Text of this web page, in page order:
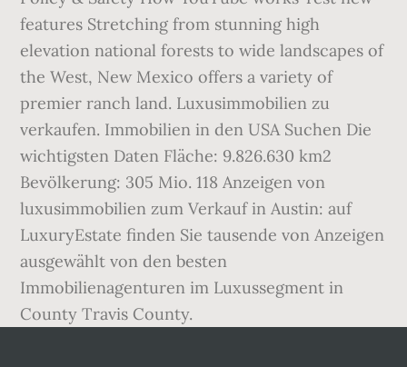
features Stretching from stunning high
elevation national forests to wide landscapes of
the West, New Mexico offers a variety of
premier ranch land. Luxusimmobilien zu
verkaufen. Immobilien in den USA Suchen Die
wichtigsten Daten Fläche: 9.826.630 km2
Bevölkerung: 305 Mio. 118 Anzeigen von
luxusimmobilien zum Verkauf in Austin: auf
LuxuryEstate finden Sie tausende von Anzeigen
ausgewählt von den besten
Immobilienagenturen im Luxussegment in
County Travis County.